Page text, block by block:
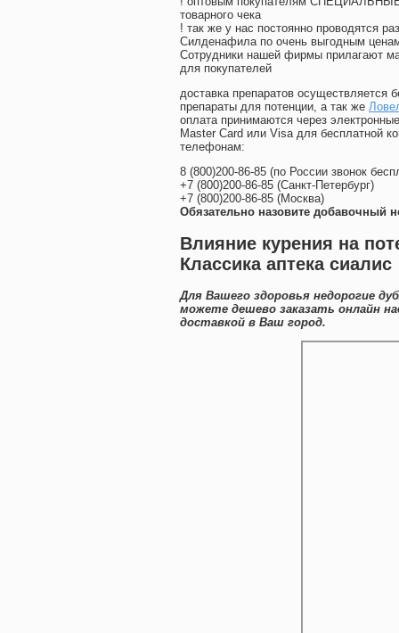
товарного чека
! так же у нас постоянно проводятся
Силденафила по очень выгодным
Cотрудники нашей фирмы прилагают
для покупателей
доставка препаратов осуществляется
препараты для потенции, а так же
оплата принимаются через
Master Card или Visa для бесплатной
телефонам:
8 (800)200-86-85 (по России звонок
+7 (800)200-86-85 (Санкт-Петербург)
+7 (800)200-86-85 (Москва)
Обязательно назовите добавочный
Влияние курения на
Классика аптека сиалис
Для Вашего здоровья недорогие
можете дешево заказать онлайн
доставкой в Ваш город.